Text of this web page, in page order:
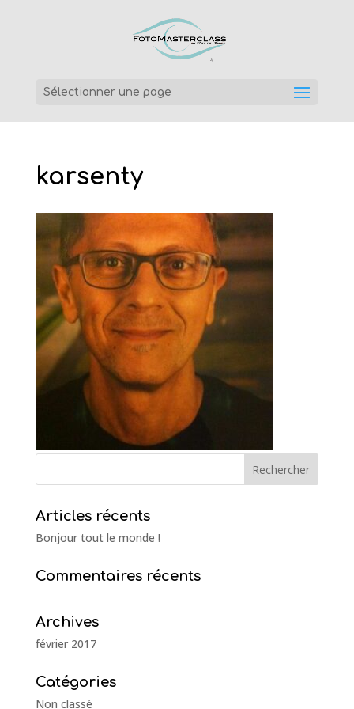
Sélectionner une page
karsenty
Articles récents
Bonjour tout le monde !
Commentaires récents
Archives
février 2017
Catégories
Non classé